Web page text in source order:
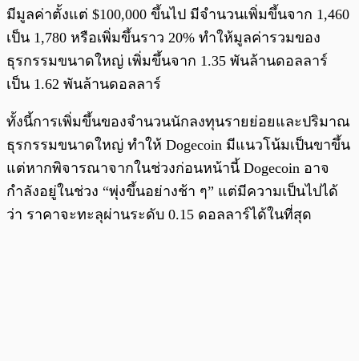
มีมูลค่าตั้งแต่ $100,000 ขึ้นไป มีจำนวนเพิ่มขึ้นจาก 1,460
เป็น 1,780 หรือเพิ่มขึ้นราว 20% ทำให้มูลค่ารวมของ
ธุรกรรมขนาดใหญ่ เพิ่มขึ้นจาก 1.35 พันล้านดอลลาร์
เป็น 1.62 พันล้านดอลลาร์
ทั้งนี้การเพิ่มขึ้นของจำนวนนักลงทุนรายย่อยและปริมาณ
ธุรกรรมขนาดใหญ่ ทำให้ Dogecoin มีแนวโน้มเป็นขาขึ้น
แต่หากพิจารณาจากในช่วงก่อนหน้านี้ Dogecoin อาจ
กำลังอยู่ในช่วง “พุ่งขึ้นอย่างช้า ๆ” แต่มีความเป็นไปได้
ว่า ราคาจะทะลุผ่านระดับ 0.15 ดอลลาร์ได้ในที่สุด